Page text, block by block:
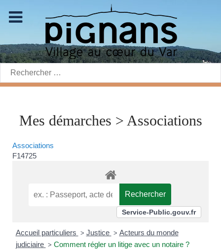
Rechercher:
Mes démarches > Associations
Associations
F14725
Service-Public.gouv.fr
Accueil particuliers > Justice > Acteurs du monde
judiciaire > Comment régler un litige avec un notaire ?